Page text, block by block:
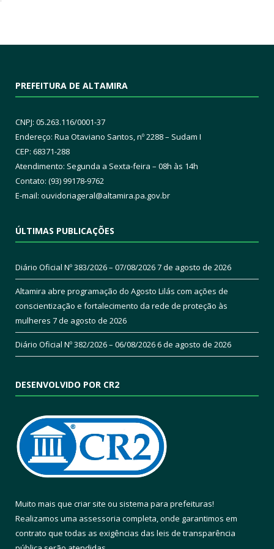
PREFEITURA DE ALTAMIRA
CNPJ: 05.263.116/0001-37
Endereço: Rua Otaviano Santos, nº 2288 – Sudam I
CEP: 68371-288
Atendimento: Segunda a Sexta-feira – 08h às 14h
Contato: (93) 99178-9762
E-mail: ouvidoriageral@altamira.pa.gov.br
ÚLTIMAS PUBLICAÇÕES
Diário Oficial Nº 383/2026 – 07/08/20267 de agosto de 2026
Altamira abre programação do Agosto Lilás com ações de
conscientização e fortalecimento da rede de proteção às
mulheres 7 de agosto de 2026
Diário Oficial Nº 382/2026 – 06/08/20266 de agosto de 2026
DESENVOLVIDO POR CR2
Muito mais que criar site ou sistema para prefeituras!
Realizamos uma assessoria completa, onde garantimos em
contrato que todas as exigências das leis de transparência